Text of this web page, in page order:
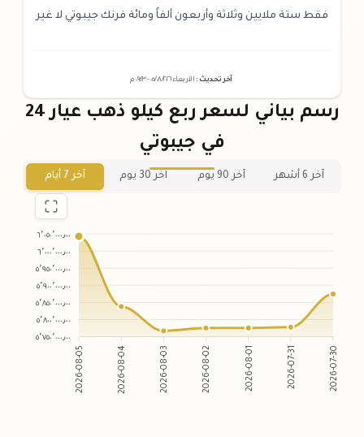
فقط ستة ملايين وثلاثة وأربعون ألفاً ومائة فرنك جيبوتي لا غير
آخر تحديث : الأربعاء ٠٥ /٠٨/٢٠٢٦ - ٠٩:٢٣م
رسم بياني لسعر ربع كيلو ذهب عيار 24
في جيبوتي
آخر 6 أشهر آخر 90 يوم آخر 30 يوم آخر 7 أيام
٦٬٠٥٠٬٠٠٠٫٠٠
٦٬٠٠٠٬٠٠٠٫٠٠
٥٬٩٥٠٬٠٠٠٫٠٠
٥٬٩٠٠٬٠٠٠٫٠٠
٥٬٨٥٠٬٠٠٠٫٠٠
٥٬٨٠٠٬٠٠٠٫٠٠
٥٬٧٥٠٬٠٠٠٫٠٠
2026-08-05 2026-08-04 2026-08-03 2026-08-02 2026-08-01 2026-07-31 2026-07-30